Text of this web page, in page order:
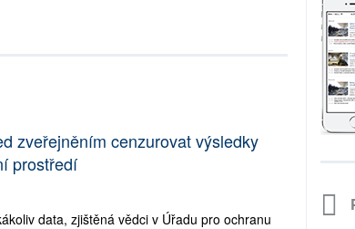
zveřejněním cenzurovat výsledky
prostředí
data, zjištěná vědci v Úřadu pro ochranu